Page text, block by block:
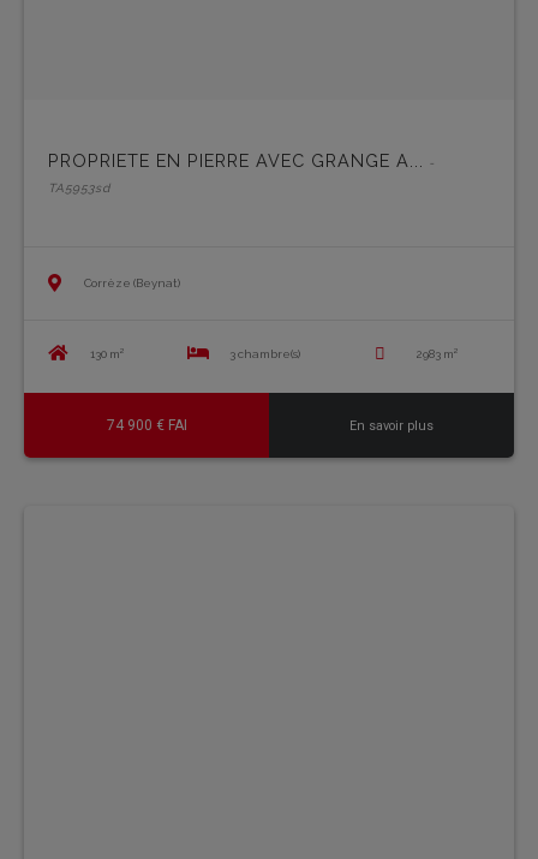
PROPRIETE EN PIERRE AVEC GRANGE A...
-
TA5953sd
Corrèze (Beynat)
130 m² 3 chambre(s) 2983 m²
74 900 € FAI En savoir plus